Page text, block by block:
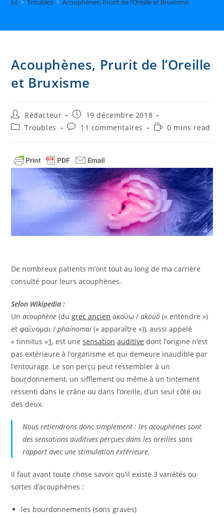
> Troubles > Acouphènes, Prurit de l’Oreille et Bruxisme
Acouphènes, Prurit de l’Oreille
et Bruxisme
Auteur/autrice
de
la
Rédacteur
Publication
publiée :
19 décembre 2018
PostTroubles
Commentaires
publication :
11 commentaires
Temps0 mins read
De nombreux patients m’ont tout au long de ma carrière
consulté pour leurs acouphènes.
Selon Wikipedia :
Unacouphène (dugrec ancien ἀκούω /akoúô (« entendre »)
etφαίνομαι /phaínomai (« apparaître »)), aussi appelé
« tinnitus »1, est unesensation auditive dont l’origine n’est
pas extérieure à l’organisme et qui demeure inaudible par
l’entourage. Le son perçu peut ressembler à un
bourdonnement, un sifflement ou même à un tintement
ressenti dans le crâne ou dans l’oreille, d’un seul côté ou
des deux.
Nous retiendrons donc simplement : les acouphènes sont
des sensations auditives perçues dans les oreilles sans
rapport avec une stimulation extérieure.
Il faut avant toute chose savoir qu’il existe 3 variétés ou
sortes d’acouphènes :
les bourdonnements (sons graves)